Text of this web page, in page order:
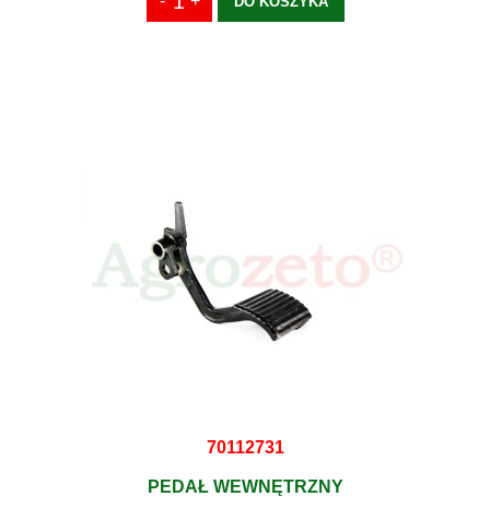
70112731
PEDAŁ WEWNĘTRZNY